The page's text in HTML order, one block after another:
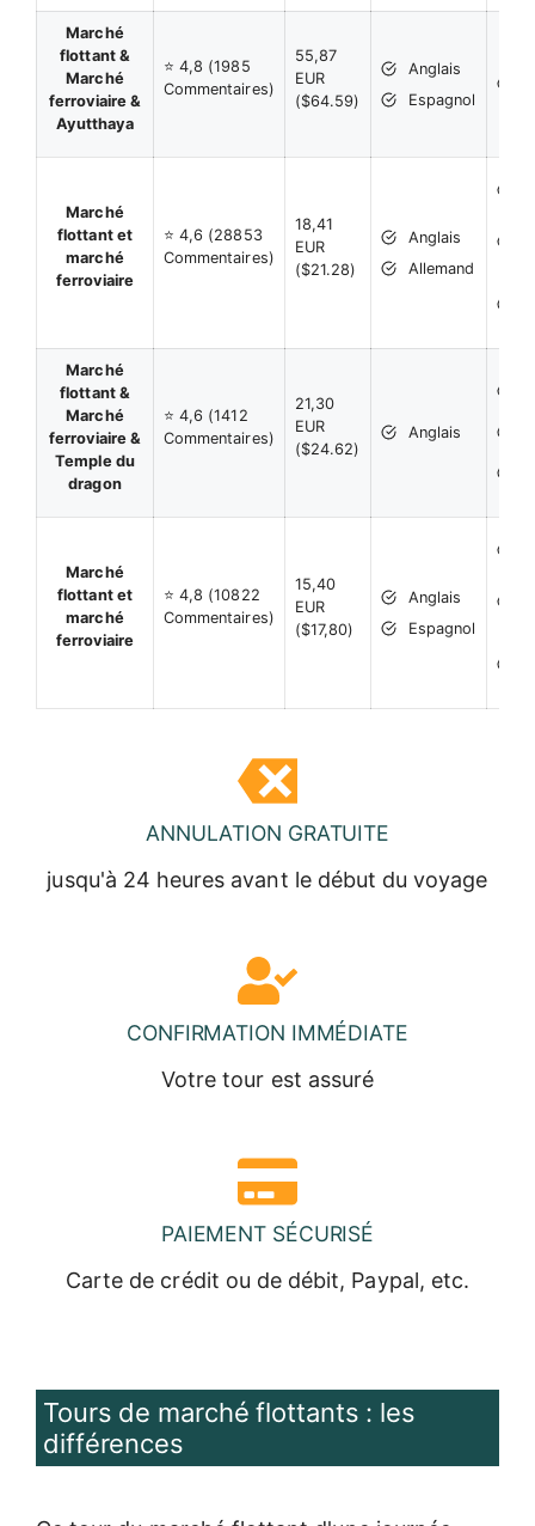
Marché
flottant &
Marché
ferroviaire &
Ayutthaya
⭐ 4,8 (1985
Commentaires)
55,87
EUR
($64.59)
Anglais
Espagnol
Marché
flottant et
marché
ferroviaire
⭐ 4,6 (28853
Commentaires)
18,41
EUR
($21.28)
Anglais
Allemand
Marché
flottant &
Marché
ferroviaire &
Temple du
dragon
⭐ 4,6 (1412
Commentaires)
21,30
EUR
($24.62)
Anglais
Marché
flottant et
marché
ferroviaire
⭐ 4,8 (10822
Commentaires)
15,40
EUR
($17,80)
Anglais
Espagnol
ANNULATION GRATUITE
jusqu'à 24 heures avant le début du voyage
CONFIRMATION IMMÉDIATE
Votre tour est assuré
PAIEMENT SÉCURISÉ
Carte de crédit ou de débit, Paypal, etc.
Tours de marché flottants : les
différences